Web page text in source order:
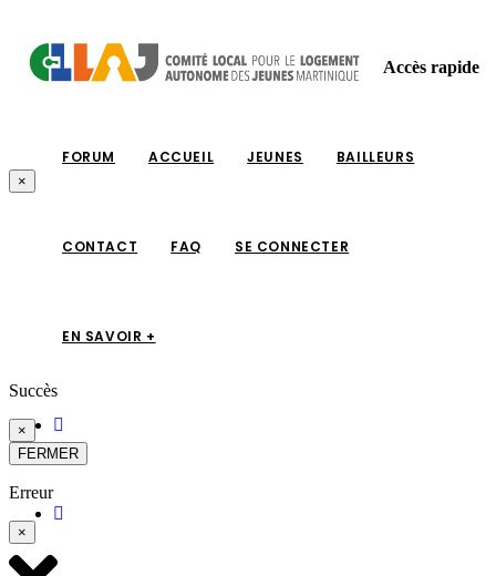
FORUM ACCUEIL JEUNES BAILLEURS
CONTACT FAQ SE CONNECTER
EN SAVOIR +
Accès rapide
×
Succès
×
FERMER
Erreur
×